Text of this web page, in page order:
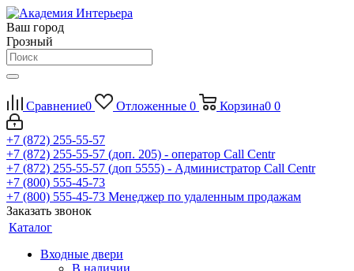
Ваш город
Грозный
Сравнение0 Отложенные 0 Корзина0 0
+7 (872) 255-55-57
+7 (872) 255-55-57 (доп. 205) - оператор Call Centr
+7 (872) 255-55-57 (доп 5555) - Администратор Call Centr
+7 (800) 555-45-73
+7 (800) 555-45-73 Менеджер по удаленным продажам
Заказать звонок
Каталог
Входные двери
В наличии